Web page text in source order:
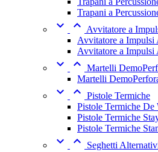
Trapani a
  Avvitatore a
Avvitatore a Impulsi
Avvitatore a Impulsi
  Martelli
Martelli
  Pistole Termiche
Pistole Termiche De
Pistole Termiche
Pistole Termiche
 
Seghetti